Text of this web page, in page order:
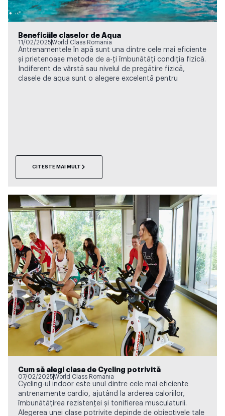
Beneficiile claselor de Aqua
11/02/2025World Class Romania
Antrenamentele în apă sunt una dintre cele mai eficiente
și prietenoase metode de a-ți îmbunătăți condiția fizică.
Indiferent de vârstă sau nivelul de pregătire fizică,
clasele de aqua sunt o alegere excelentă pentru
CITESTE MAI MULT
Cum să alegi clasa de Cycling potrivită
07/02/2025World Class Romania
Cycling-ul indoor este unul dintre cele mai eficiente
antrenamente cardio, ajutând la arderea caloriilor,
îmbunătățirea rezistenței și tonifierea musculaturii.
Alegerea unei clase potrivite depinde de obiectivele tale